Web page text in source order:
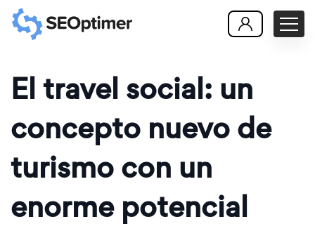
El travel social: un
concepto nuevo de
turismo con un
enorme potencial